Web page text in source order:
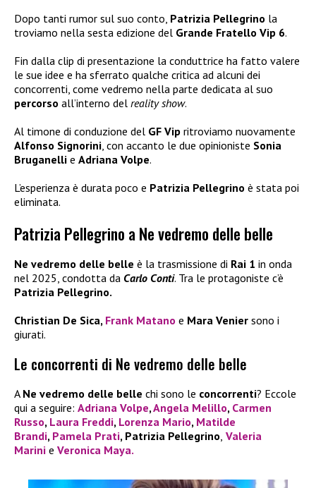
Dopo tanti rumor sul suo conto, Patrizia Pellegrino la
troviamo nella sesta edizione del Grande Fratello Vip 6.
Fin dalla clip di presentazione la conduttrice ha fatto valere
le sue idee e ha sferrato qualche critica ad alcuni dei
concorrenti, come vedremo nella parte dedicata al suo
percorso all’interno del reality show.
Al timone di conduzione del GF Vip ritroviamo nuovamente
Alfonso Signorini , con accanto le due opinioniste Sonia
Bruganelli e Adriana Volpe.
L’esperienza è durata poco e Patrizia Pellegrino è stata poi
eliminata.
Patrizia Pellegrino a Ne vedremo delle belle
Ne vedremo delle belle è la trasmissione di Rai 1 in onda
nel 2025, condotta da Carlo Conti. Tra le protagoniste c’è
Patrizia Pellegrino.
Christian De Sica, Frank Matano e Mara Venier sono i
giurati.
Le concorrenti di Ne vedremo delle belle
A Ne vedremo delle belle chi sono le concorrenti? Eccole
qui a seguire: Adriana Volpe,Angela Melillo, Carmen
Russo, Laura Freddi, Lorenza Mario, Matilde
Brandi, Pamela Prati, Patrizia Pellegrino, Valeria
Marini e Veronica Maya.